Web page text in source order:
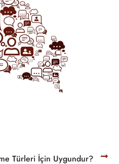
Türleri İçin Uygundur?